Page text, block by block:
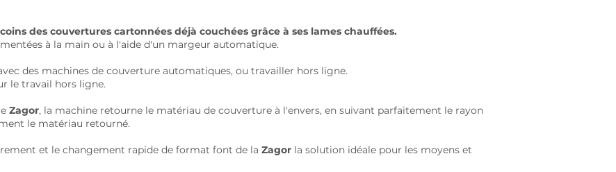
des couvertures cartonnées déjà couchées grâce à ses lames chauffées.
à la main ou à l'aide d'un margeur automatique.
des machines de couverture automatiques, ou travailler hors ligne.
le travail hors ligne.
Zagor, la machine retourne le matériau de couverture à l'envers, en suivant parfaitement le rayon
le matériau retourné.
et le changement rapide de format font de la Zagor la solution idéale pour les moyens et